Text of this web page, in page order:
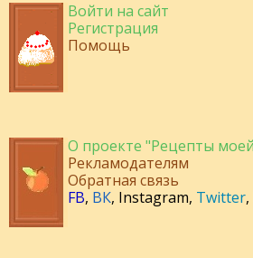
Войти на сайт
Регистрация
Помощь
О проекте "Рецепты
Рекламодателям
Обратная связь
FB, ВК, Instagram, Twitter,